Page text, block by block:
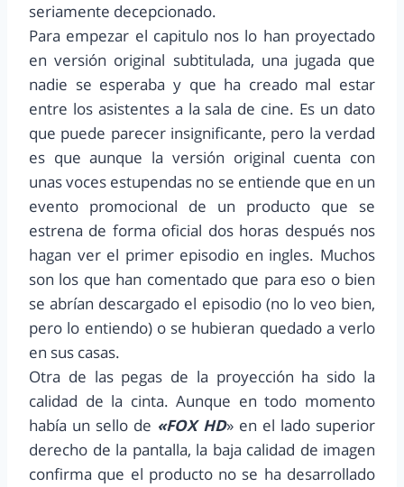
seriamente decepcionado.
Para empezar el capitulo nos lo han proyectado
en versión original subtitulada, una jugada que
nadie se esperaba y que ha creado mal estar
entre los asistentes a la sala de cine. Es un dato
que puede parecer insignificante, pero la verdad
es que aunque la versión original cuenta con
unas voces estupendas no se entiende que en un
evento promocional de un producto que se
estrena de forma oficial dos horas después nos
hagan ver el primer episodio en ingles. Muchos
son los que han comentado que para eso o bien
se abrían descargado el episodio (no lo veo bien,
pero lo entiendo) o se hubieran quedado a verlo
en sus casas.
Otra de las pegas de la proyección ha sido la
calidad de la cinta. Aunque en todo momento
había un sello de «FOX HD» en el lado superior
derecho de la pantalla, la baja calidad de imagen
confirma que el producto no se ha desarrollado